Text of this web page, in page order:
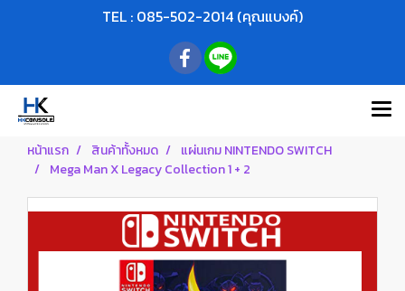
TEL : 085-502-2014 (คุณแบงค์)
หน้าแรก สินค้าทั้งหมด
แผ่นเกม NINTENDO SWITCH
Mega Man X Legacy Collection 1 + 2